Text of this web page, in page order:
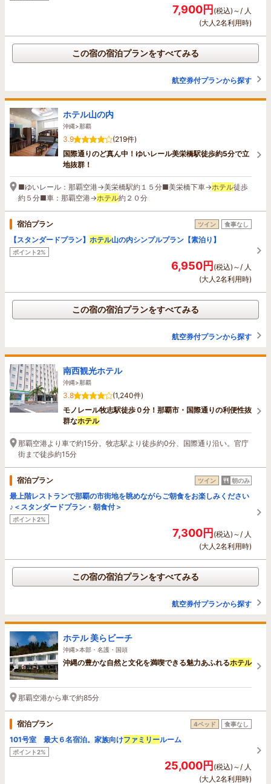
7,900円(税込)～/ 人
(大人2名利用時)
この宿の宿泊プランをすべてみる
航空券付プランから探す
ホテル山の内
沖縄>那覇
3.9
(219件)
国際通りのど真ん中！ゆいレール美栄橋駅徒歩約5分で立
地抜群！
■ゆいレール：那覇空港→美栄橋駅約１５分■美栄橋下車→ホテル徒歩
約５分■車：那覇空港→ホテル約２０分
宿泊プラン ツイン 食事なし
【スタンダードプラン】 ホテル山の内シンプルプラン【素泊り】
ポイント2%
6,950円(税込)～/ 人
(大人2名利用時)
この宿の宿泊プランをすべてみる
航空券付プランから探す
南西観光ホテル
沖縄>那覇
3.8
(1,240件)
モノレール牧志駅徒歩０分！那覇市・国際通りの利便性抜
群なホテル
那覇空港より車で約15分。牧志駅より徒歩約0分、国際通り沿い。官庁
街まで徒歩約15分
宿泊プラン ツイン 朝のみ
最上階レストランで那覇の市街地を眺めながらご朝食をお楽しみください
♪＜スタンダードプラン・朝食付＞
ポイント2%
7,300円(税込)～/ 人
(大人2名利用時)
この宿の宿泊プランをすべてみる
航空券付プランから探す
ホテル 美らビーチ
沖縄>本部・名護・国頭
沖縄の豊かな自然と文化を満喫できる魅力あふれるホテル
那覇空港から車で約85分
宿泊プラン 4ベッド 食事なし
101号室 最大６名宿泊。家族向けファミリールーム
ポイント2%
25,000円(税込)～/ 人
(大人2名利用時)